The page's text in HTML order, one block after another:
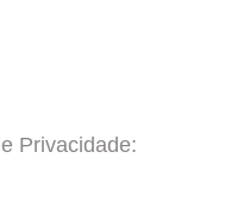
Privacidade: